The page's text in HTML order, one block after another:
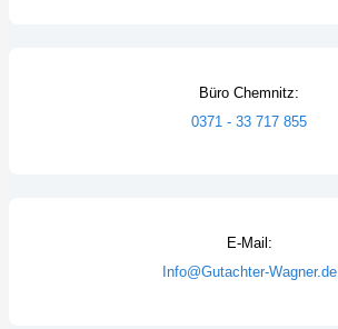
Büro Chemnitz:
0371 - 33 717 855
E-Mail:
Info@Gutachter-Wagner.de